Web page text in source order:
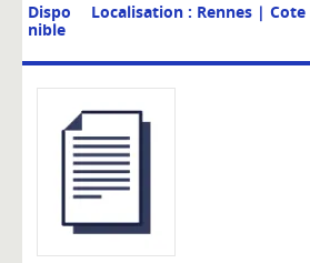
Dispo
nible
Localisation : Rennes | Cote